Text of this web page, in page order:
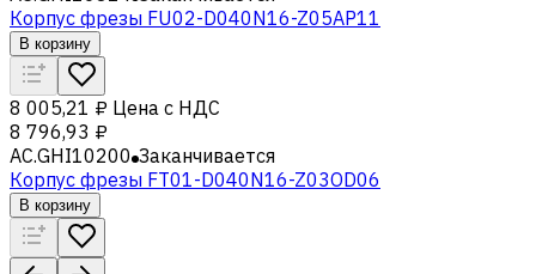
Корпус фрезы FU02-D040N16-Z05AP11
В корзину
8 005,21 ₽ Цена с НДС
8 796,93 ₽
AC.GHI10200 Заканчивается
Корпус фрезы FT01-D040N16-Z03OD06
В корзину